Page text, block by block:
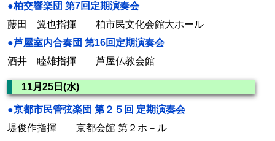
●柏交響楽団 第7回定期演奏会
藤田 翼也指揮 柏市民文化会館大ホール
●芦屋室内合奏団 第16回定期演奏会
酒井 睦雄指揮 芦屋仏教会館
11月25日(水)
●京都市民管弦楽団 第２５回 定期演奏会
堤俊作指揮 京都会館 第２ホ－ル